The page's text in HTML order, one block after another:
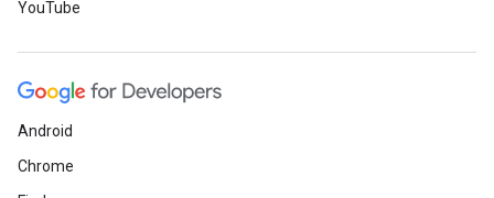
YouTube
Android
Chrome